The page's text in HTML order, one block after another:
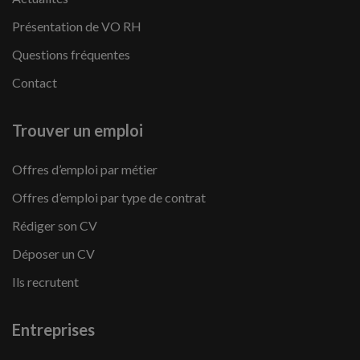
Présentation de VO RH
Questions fréquentes
Contact
Trouver un emploi
Offres d’emploi par métier
Offres d’emploi par type de contrat
Rédiger son CV
Déposer un CV
Ils recrutent
Entreprises